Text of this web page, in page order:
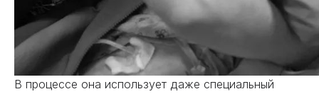
В процессе она использует даже специальный